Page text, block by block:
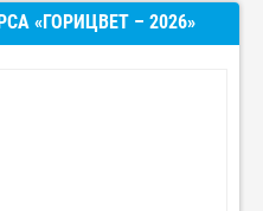
«ГОРИЦВЕТ – 2026»